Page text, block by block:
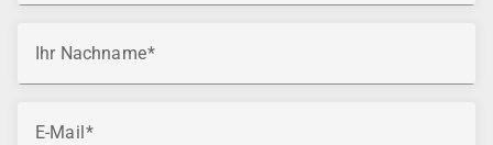
Ihr Nachname
E-Mail